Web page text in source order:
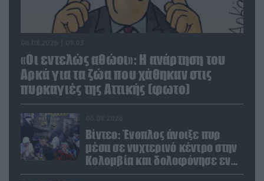
«Οι εντελώς αθώοι»: Η ανάρτηση του
Αρκά για τα ζώα που χάθηκαν στις
πυρκαγιές της Αττικής (φωτο)
Βίντεο: Ένοπλος άνοιξε πυρ
μέσα σε νυχτερινό κέντρο στην
Κολομβία και δολοφόνησε εν
ψυχρώ νεαρό ζευγάρι